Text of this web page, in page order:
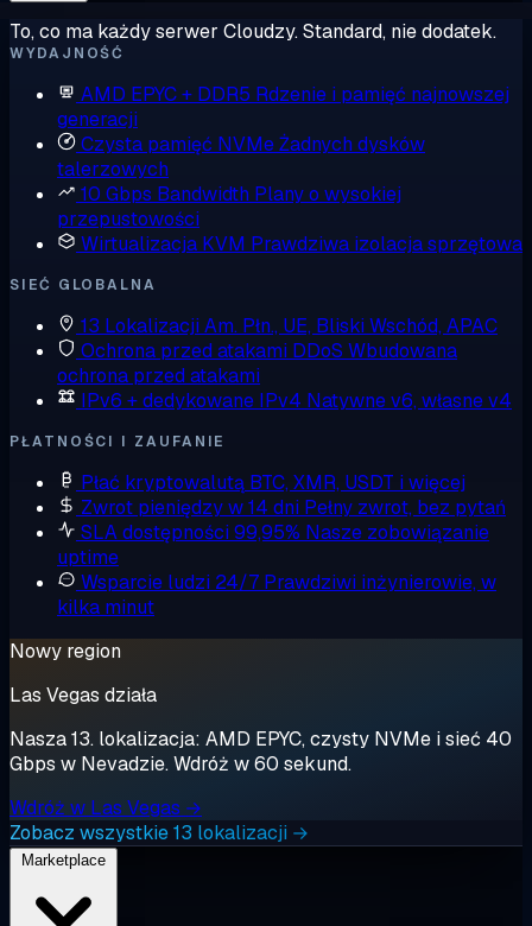
To, co ma każdy serwer Cloudzy. Standard, nie dodatek.
WYDAJNOŚĆ
AMD EPYC + DDR5 Rdzenie i pamięć najnowszej
generacji
Czysta pamięć NVMeŻadnych dysków
talerzowych
10 Gbps Bandwidth Plany o wysokiej
przepustowości
Wirtualizacja KVM Prawdziwa izolacja sprzętowa
SIEĆ GLOBALNA
13 Lokalizacji Am. Płn., UE, Bliski Wschód, APAC
Ochrona przed atakami DDoS Wbudowana
ochrona przed atakami
IPv6 + dedykowane IPv4 Natywne v6, własne v4
PŁATNOŚCI I ZAUFANIE
Płać kryptowalutą BTC, XMR, USDT i więcej
Zwrot pieniędzy w 14 dni Pełny zwrot, bez pytań
SLA dostępności 99,95% Nasze zobowiązanie
uptime
Wsparcie ludzi 24/7 Prawdziwi inżynierowie, w
kilka minut
Nowy region
Las Vegas działa
Nasza 13. lokalizacja: AMD EPYC, czysty NVMe i sieć 40
Gbps w Nevadzie. Wdróż w 60 sekund.
Wdróż w Las Vegas →
Zobacz wszystkie 13 lokalizacji →